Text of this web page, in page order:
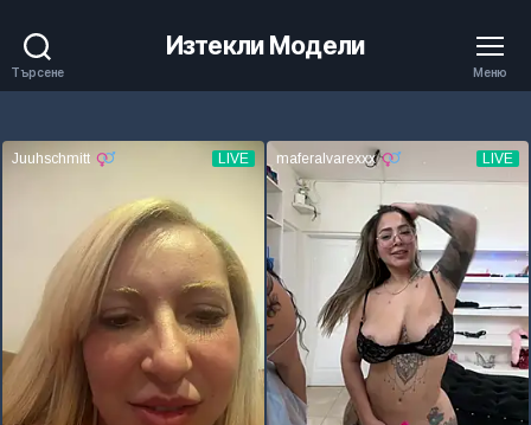
Търсене
Изтекли Модели
Меню